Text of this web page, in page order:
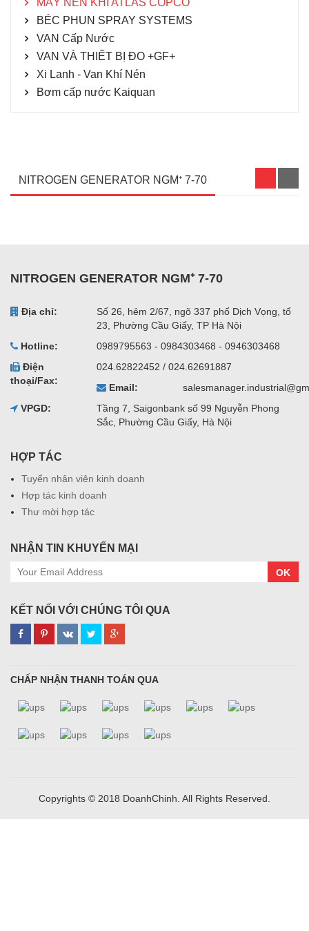
MÁY NÉN KHÍ ATLAS COPCO
BÉC PHUN SPRAY SYSTEMS
VAN Cấp Nước
VAN VÀ THIẾT BỊ ĐO +GF+
Xi Lanh - Van Khí Nén
Bơm cấp nước Kaiquan
NITROGEN GENERATOR NGM⁺ 7-70
NITROGEN GENERATOR NGM⁺ 7-70
Địa chỉ:
Số 26, hẻm 2/67, ngõ 337 phố Dịch Vọng, tổ
23, Phường Cầu Giấy, TP Hà Nội
Hotline:
0989795563 - 0984303468 - 0946303468
Điện
thoại/Fax:
024.62822452 / 024.62691887
Email:
VPGD:
Tầng 7, Saigonbank số 99 Nguyễn Phong
Sắc, Phường Cầu Giấy, Hà Nội
HỢP TÁC
Tuyển nhân viên kinh doanh
Hợp tác kinh doanh
Thư mời hợp tác
NHẬN TIN KHUYẾN MẠI
OK
KẾT NỐI VỚI CHÚNG TÔI QUA
CHẤP NHẬN THANH TOÁN QUA
Copyrights © 2018 DoanhChinh. All Rights Reserved.